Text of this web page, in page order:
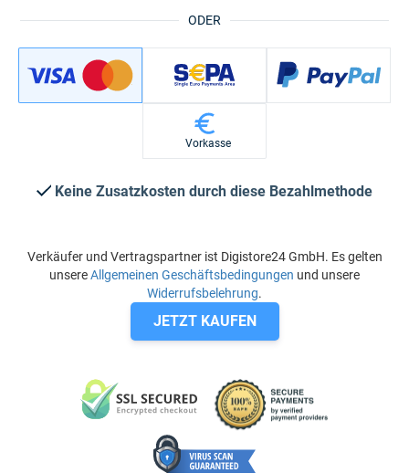
ODER
Vorkasse
Keine Zusatzkosten durch diese Bezahlmethode
Verkäufer und Vertragspartner ist Digistore24 GmbH. Es gelten
unsereAllgemeinen Geschäftsbedingungen und unsere
Widerrufsbelehrung.
JETZT KAUFEN